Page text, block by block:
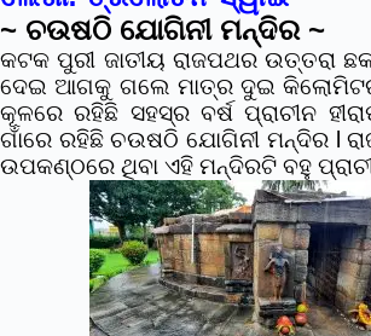
~ ଚଉଷଠି ଯୋଗିନୀ ମନ୍ଦିର ~
କଟକ ପୁରୀ ଜାତୀୟ ରାଜପଥର ଉତ୍ତରା
ଦେଇ ଆଗକୁ ଗଲେ ମାତ୍ର ଦୁଇ କିଲୋମିଟର
କୂଳରେ ରହିଛି ସହସ୍ର ବର୍ଷ ପ୍ରାଚୀନ
ଗାଁରେ ରହିଛିଚଉଷଠି ଯୋଗିନୀ ମନ୍ଦିରl
ଉପକଣ୍ଠରେ ଥିବା ଏହି ମନ୍ଦିରଟି ବହୁ